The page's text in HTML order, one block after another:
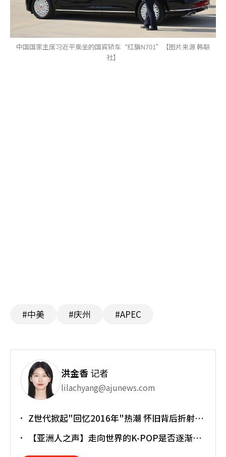
中国国家主席习近平乘坐的国宾轿车“红旗N701”【图片来源 韩联
社】
#中美 #庆州 #APEC
洪金香记者
lilachyang@ajunews.com
Z世代掀起"回忆2016年"热潮 怀旧背后折射经
【亚洲人之声】走向世界的K-POP是否逐渐淡